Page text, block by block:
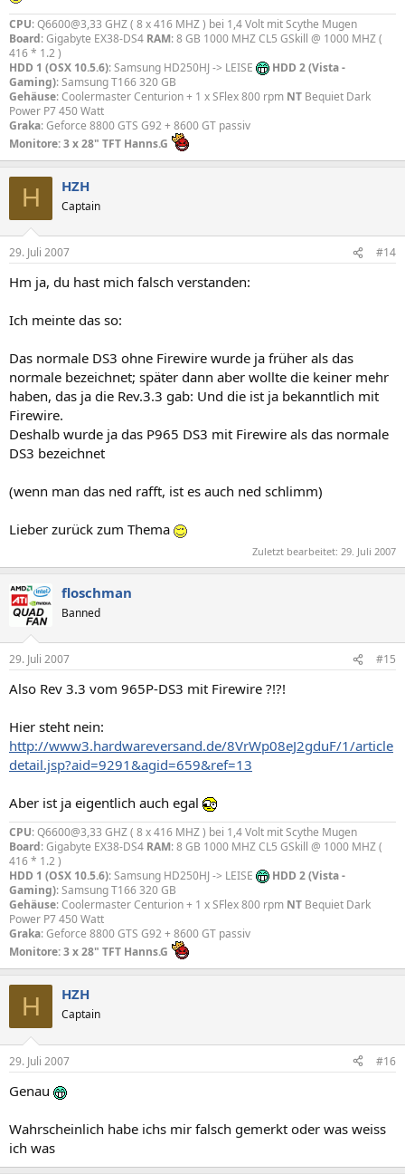
CPU: Q6600@3,33 GHZ ( 8 x 416 MHZ ) bei 1,4 Volt mit Scythe Mugen
Board: Gigabyte EX38-DS4 RAM: 8 GB 1000 MHZ CL5 GSkill @ 1000 MHZ (
416 * 1.2 )
HDD 1 (OSX 10.5.6): Samsung HD250HJ -> LEISE
HDD 2 (Vista -
Gaming): Samsung T166 320 GB
Gehäuse: Coolermaster Centurion + 1 x SFlex 800 rpm NT Bequiet Dark
Power P7 450 Watt
Graka: Geforce 8800 GTS G92 + 8600 GT passiv
Monitore: 3 x 28" TFT Hanns.G
H HZH
Captain
29. Juli 2007 #14
Hm ja, du hast mich falsch verstanden:
Ich meinte das so:
Das normale DS3 ohne Firewire wurde ja früher als das
normale bezeichnet; später dann aber wollte die keiner mehr
haben, das ja die Rev.3.3 gab: Und die ist ja bekanntlich mit
Firewire.
Deshalb wurde ja das P965 DS3 mit Firewire als das normale
DS3 bezeichnet
(wenn man das ned rafft, ist es auch ned schlimm)
Lieber zurück zum Thema
Zuletzt bearbeitet: 29. Juli 2007
floschman
Banned
29. Juli 2007 #15
Also Rev 3.3 vom 965P-DS3 mit Firewire ?!?!
Hier steht nein:
http://www3.hardwareversand.de/8VrWp08eJ2gduF/1/article
detail.jsp?aid=9291&agid=659&ref=13
Aber ist ja eigentlich auch egal
CPU: Q6600@3,33 GHZ ( 8 x 416 MHZ ) bei 1,4 Volt mit Scythe Mugen
Board: Gigabyte EX38-DS4 RAM: 8 GB 1000 MHZ CL5 GSkill @ 1000 MHZ (
416 * 1.2 )
HDD 1 (OSX 10.5.6): Samsung HD250HJ -> LEISE
HDD 2 (Vista -
Gaming): Samsung T166 320 GB
Gehäuse: Coolermaster Centurion + 1 x SFlex 800 rpm NT Bequiet Dark
Power P7 450 Watt
Graka: Geforce 8800 GTS G92 + 8600 GT passiv
Monitore: 3 x 28" TFT Hanns.G
H HZH
Captain
29. Juli 2007 #16
Genau
Wahrscheinlich habe ichs mir falsch gemerkt oder was weiss
ich was